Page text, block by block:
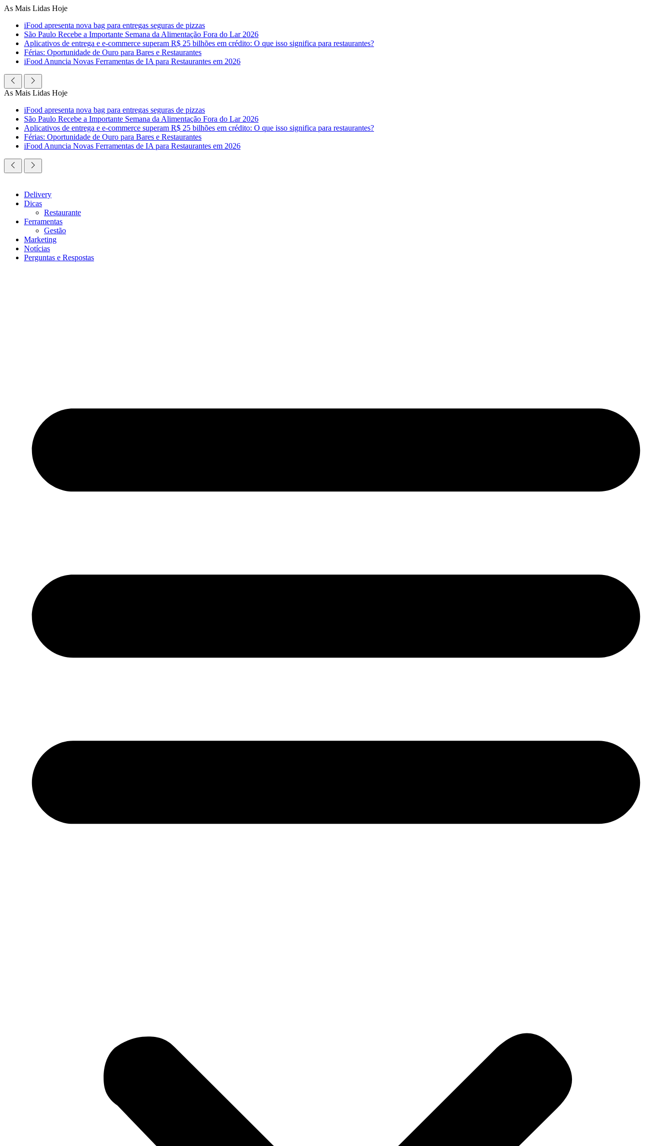
Ir
conteúdo
As Mais Lidas Hoje
iFood apresenta nova bag para entregas seguras de pizzas
São Paulo Recebe a Importante Semana da Alimentação Fora do Lar 2026
Aplicativos de entrega e e-commerce superam R$ 25 bilhões em crédito: O que isso significa para restaurantes?
Férias: Oportunidade de Ouro para Bares e Restaurantes
iFood Anuncia Novas Ferramentas de IA para Restaurantes em 2026
As Mais Lidas Hoje
iFood apresenta nova bag para entregas seguras de pizzas
São Paulo Recebe a Importante Semana da Alimentação Fora do Lar 2026
Aplicativos de entrega e e-commerce superam R$ 25 bilhões em crédito: O que isso significa para restaurantes?
Férias: Oportunidade de Ouro para Bares e Restaurantes
iFood Anuncia Novas Ferramentas de IA para Restaurantes em 2026
Delivery
Dicas
Restaurante
Ferramentas
Gestão
Marketing
Notícias
Perguntas e Respostas